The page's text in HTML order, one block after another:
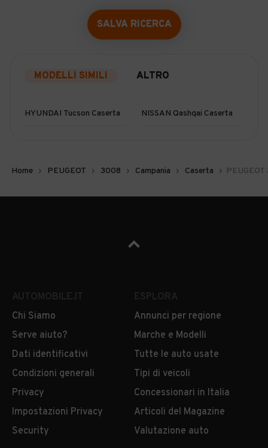
SALVA RICERCA
MODELLI SIMILI ALTRO
HYUNDAI Tucson Caserta NISSAN Qashqai Caserta
Home PEUGEOT 3008 Campania Caserta
Chi Siamo
Serve aiuto?
Dati identificativi
Condizioni generali
Privacy
Impostazioni Privacy
Security
Annunci per regione
Marche e Modelli
Tutte le auto usate
Tipi di veicoli
Concessionari in Italia
Articoli del Magazine
Valutazione auto